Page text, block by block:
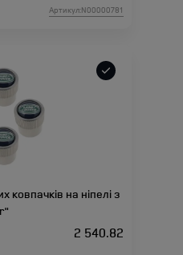
Артикул:N00000781
ковпачків на ніпелі з
2 540.82